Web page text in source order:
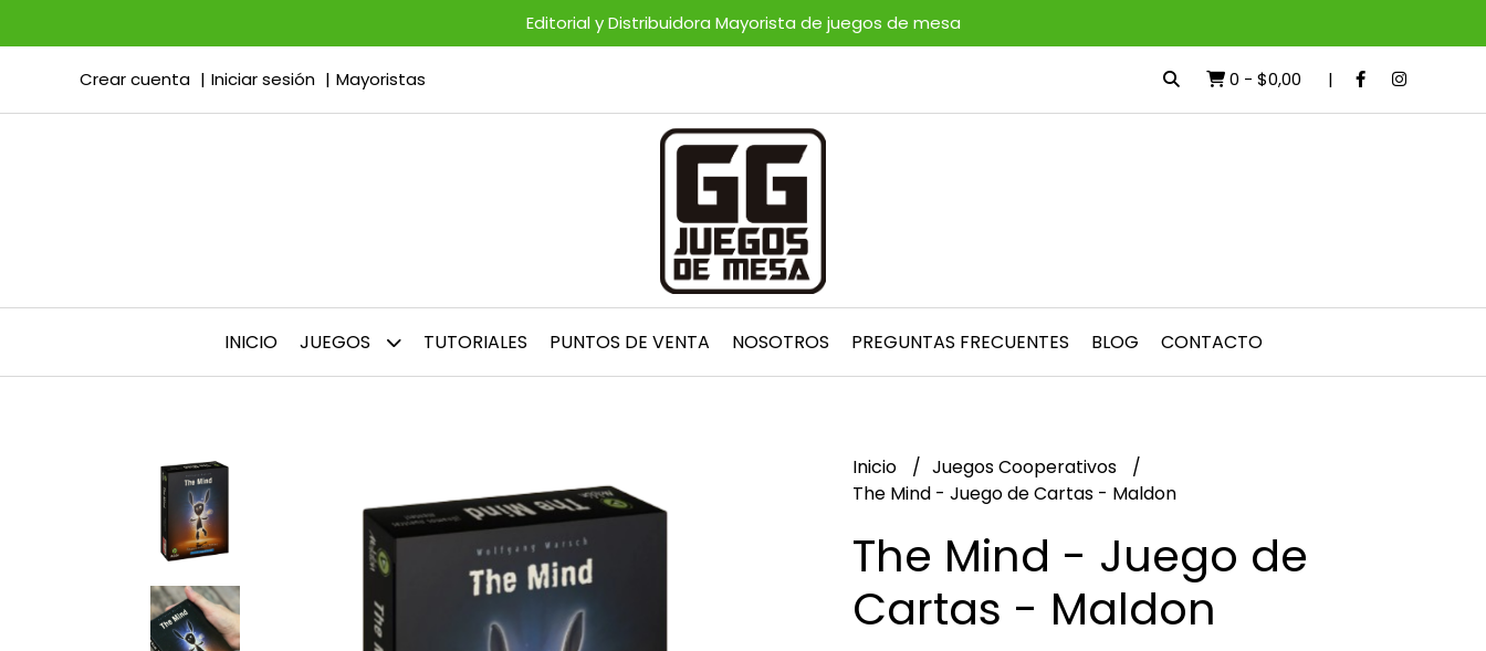
Editorial y Distribuidora Mayorista de juegos de mesa
Crear cuenta Iniciar sesión Mayoristas 0 - $0,00
INICIO JUEGOS TUTORIALES PUNTOS DE VENTA NOSOTROS PREGUNTAS FRECUENTES BLOG CONTACTO
Inicio
Juegos Cooperativos
The Mind - Juego de Cartas - Maldon
The Mind - Juego de
Cartas - Maldon